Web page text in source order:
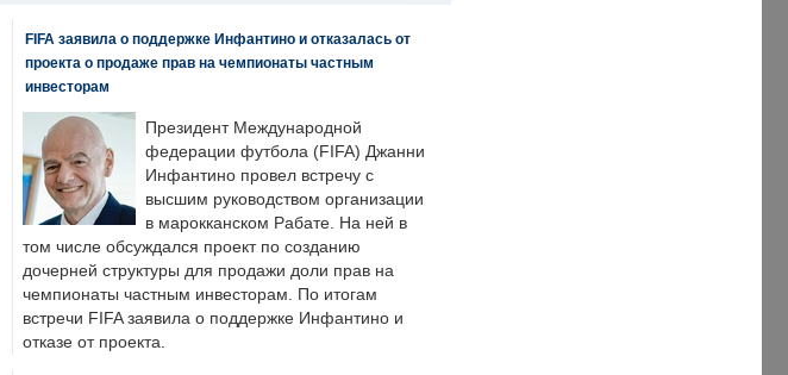
FIFA заявила о поддержке Инфантино и отказалась от
проекта о продаже прав на чемпионаты частным
инвесторам
Президент Международной
федерации футбола (FIFA) Джанни
Инфантино провел встречу с
высшим руководством организации
в марокканском Рабате. На ней в
том числе обсуждался проект по созданию
дочерней структуры для продажи доли прав на
чемпионаты частным инвесторам. По итогам
встречи FIFA заявила о поддержке Инфантино и
отказе от проекта.